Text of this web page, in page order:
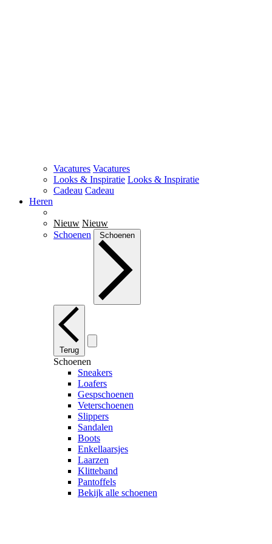
Vacatures Vacatures
Looks & Inspiratie Looks & Inspiratie
Cadeau Cadeau
Heren
Nieuw Nieuw
Schoenen
Schoenen
Terug
Schoenen
Sneakers
Loafers
Gespschoenen
Veterschoenen
Slippers
Sandalen
Boots
Enkellaarsjes
Laarzen
Klitteband
Pantoffels
Bekijk alle schoenen